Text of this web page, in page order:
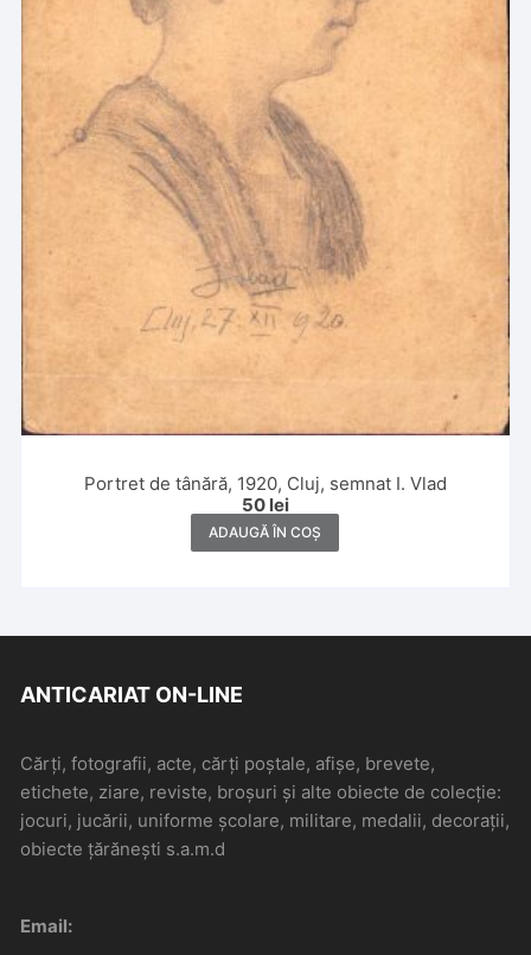
Portret de tânără, 1920, Cluj, semnat I. Vlad
50 lei
ADAUGĂ ÎN COȘ
ANTICARIAT ON-LINE
Cărți, fotografii, acte, cărți poștale, afișe, brevete,
etichete, ziare, reviste, broșuri și alte obiecte de colecție:
jocuri, jucării, uniforme școlare, militare, medalii, decorații,
obiecte țărănești s.a.m.d
Email: